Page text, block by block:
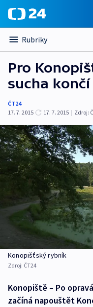
Rubriky
Pro
sucha končí
ČT24
17. 7. 2015
17. 7. 2015 | Zdroj:
Konopišťský rybník
Zdroj: ČT24
Konopiště – Po
začíná napouštět